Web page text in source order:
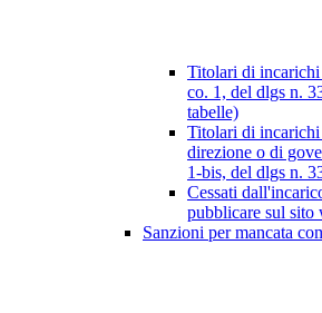
Titolari di
co. 1, del dlgs n.
tabelle)
Titolari di
direzione o di
1-bis, del dlgs n.
Cessati
pubblicare sul sito
Sanzioni per mancata